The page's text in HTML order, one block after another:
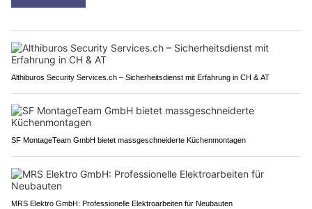
Althiburos Security Services.ch – Sicherheitsdienst mit Erfahrung in CH & AT
SF MontageTeam GmbH bietet massgeschneiderte Küchenmontagen
MRS Elektro GmbH: Professionelle Elektroarbeiten für Neubauten